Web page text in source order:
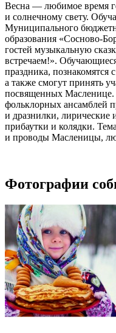
Весна — любимое время
и солнечному свету.
Муниципального
образования «Сосново-
гостей музыкальную
встречаем!».
праздника, познакомятся
а также смогут принять
посвященных
фольклорных ансамблей
и дразнилки, лирические
прибаутки и колядки.
и проводы Масленицы,
Фотографии